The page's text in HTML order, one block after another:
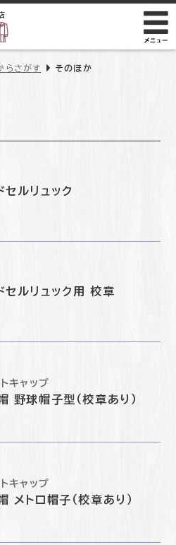
らさがす そのほか
セルリュック
セルリュック用 校章
キャップ
野球帽子型（校章あり）
キャップ
メトロ帽子（校章あり）